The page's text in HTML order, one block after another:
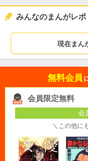
みんなのまんがレポ
現在まん
無料会員
会員限定無料
会
＼この他に